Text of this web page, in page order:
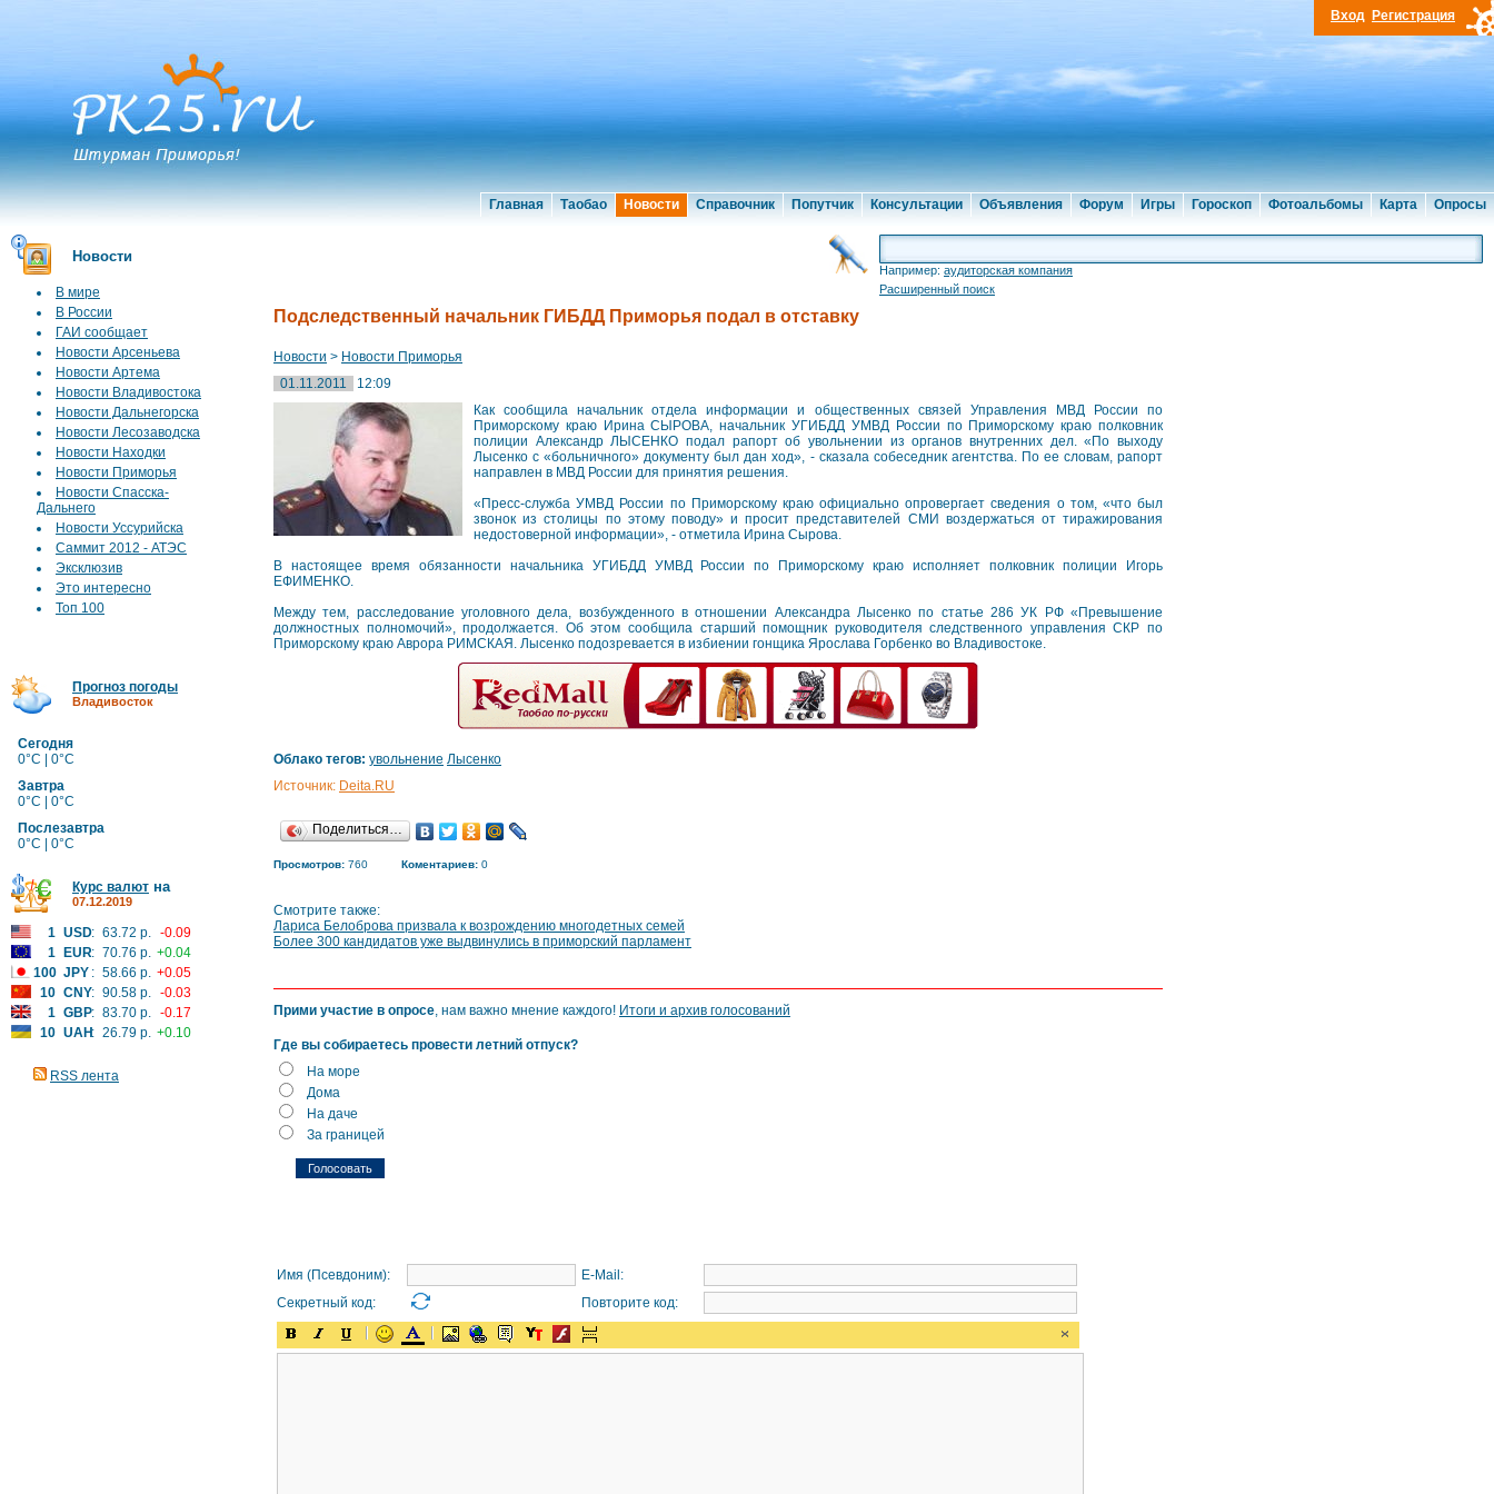
Главная Таобао Новости Справочник Попутчик Консультации Объявления Форум Игры Гороскоп Фотоальбомы Карта Опросы
Вход Регистрация
Новости
В мире
В России
ГАИ сообщает
Новости Арсеньева
Новости Артема
Новости Владивостока
Новости Дальнегорска
Новости Лесозаводска
Новости Находки
Новости Приморья
Новости Спасска-
Дальнего
Новости Уссурийска
Саммит 2012 - АТЭС
Эксклюзив
Это интересно
Топ 100
Прогноз погоды
Владивосток
Сегодня
0°C | 0°C
Завтра
0°C | 0°C
Послезавтра
0°C | 0°C
Курс валют на
07.12.2019
1 USD: 63.72 р. -0.09
1
EUR: 70.76 р. +0.04
100 JPY : 58.66 р. +0.05
10 CNY: 90.58 р. -0.03
1 GBP: 83.70 р. -0.17
10 UAH: 26.79 р. +0.10
RSS лента
Например: аудиторская компания
Расширенный поиск
Подследственный начальник ГИБДД Приморья подал в отставку
Новости > Новости Приморья
01.11.2011
12:09
Как сообщила начальник отдела информации и общественных связей Управления МВД России по
Приморскому краю Ирина СЫРОВА, начальник УГИБДД УМВД России по Приморскому краю полковник
полиции Александр ЛЫСЕНКО подал рапорт об увольнении из органов внутренних дел. «По выходу
Лысенко с «больничного» документу был дан ход», - сказала собеседник агентства. По ее словам, рапорт
направлен в МВД России для принятия решения.
«Пресс-служба УМВД России по Приморскому краю официально опровергает сведения о том, «что был
звонок из столицы по этому поводу» и просит представителей СМИ воздержаться от тиражирования
недостоверной информации», - отметила Ирина Сырова.
В настоящее время обязанности начальника УГИБДД УМВД России по Приморскому краю исполняет полковник полиции Игорь
ЕФИМЕНКО.
Между тем, расследование уголовного дела, возбужденного в отношении Александра Лысенко по статье 286 УК РФ «Превышение
должностных полномочий», продолжается. Об этом сообщила старший помощник руководителя следственного управления СКР по
Приморскому краю Аврора РИМСКАЯ. Лысенко подозревается в избиении гонщика Ярослава Горбенко во Владивостоке.
Облако тегов: увольнение Лысенко
Источник: Deita.RU
Поделиться…
Просмотров: 760 Коментариев: 0
Смотрите также:
Лариса Белоброва призвала к возрождению многодетных семей
Более 300 кандидатов уже выдвинулись в приморский парламент
Прими участие в опросе, нам важно мнение каждого! Итоги и архив голосований
Где вы собираетесь провести летний отпуск?
На море
Дома
На даче
За границей
Имя (Псевдоним):
E-Mail:
Секретный код:
Повторите код: